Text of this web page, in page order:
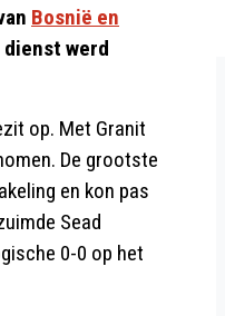
Bosnië en
dienst werd
op. Met Granit
De grootste
en kon pas
Sead
0-0 op het